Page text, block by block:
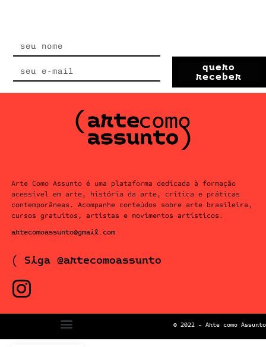
quero
receber
Arte Como Assunto é uma plataforma dedicada à formação
acessível em arte, história da arte, crítica e práticas
contemporâneas. Acompanhe conteúdos sobre arte brasileira,
cursos gratuitos, artistas e movimentos artísticos.
artecomoassunto@gmail.com
( Siga @artecomoassunto
© 2022 – Arte como Assunto